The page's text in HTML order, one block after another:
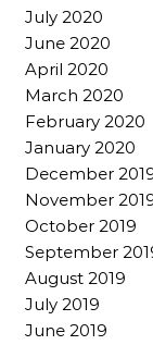
July 2020
June 2020
April 2020
March 2020
February 2020
January 2020
December
November
October 2019
September
August 2019
July 2019
June 2019